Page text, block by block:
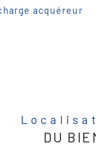
acquéreur
DU